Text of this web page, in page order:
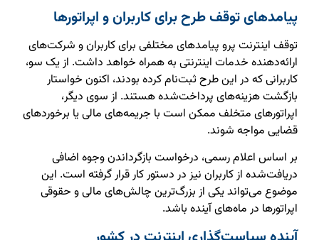
پیامدهای توقف طرح برای کاربران و اپراتورها
توقف اینترنت پرو پیامدهای مختلفی برای کاربران و شرکت‌های
ارائه‌دهنده خدمات اینترنتی به همراه خواهد داشت. از یک سو،
کاربرانی که در این طرح ثبت‌نام کرده بودند، اکنون خواستار
بازگشت هزینه‌های پرداخت‌شده هستند. از سوی دیگر،
اپراتورهای متخلف ممکن است با جریمه‌های مالی یا برخوردهای
قضایی مواجه شوند.
بر اساس اعلام رسمی، درخواست بازگرداندن وجوه اضافی
دریافت‌شده از کاربران نیز در دستور کار قرار گرفته است. این
موضوع می‌تواند یکی از بزرگ‌ترین چالش‌های مالی و حقوقی
اپراتورها در ماه‌های آینده باشد.